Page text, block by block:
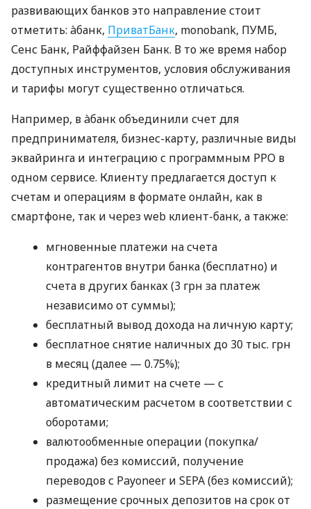
развивающих банков это направление стоит
отметить: àбанк, ПриватБанк, monobank, ПУМБ,
Сенс Банк, Райффайзен Банк. В то же время набор
доступных инструментов, условия обслуживания
и тарифы могут существенно отличаться.
Например, в àбанк объединили счет для
предпринимателя, бизнес-карту, различные виды
эквайринга и интеграцию с программным РРО в
одном сервисе. Клиенту предлагается доступ к
счетам и операциям в формате онлайн, как в
смартфоне, так и через web клиент-банк, а также:
мгновенные платежи на счета
контрагентов внутри банка (бесплатно) и
счета в других банках (3 грн за платеж
независимо от суммы);
бесплатный вывод дохода на личную карту;
бесплатное снятие наличных до 30 тыс. грн
в месяц (далее — 0.75%);
кредитный лимит на счете — с
автоматическим расчетом в соответствии с
оборотами;
валютообменные операции (покупка/
продажа) без комиссий, получение
переводов с Payoneer и SEPA (без комиссий);
размещение срочных депозитов на срок от